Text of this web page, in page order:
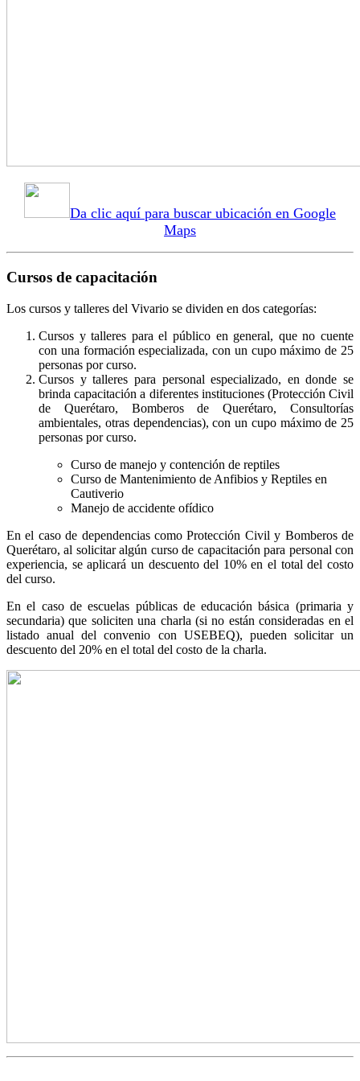
Da clic aquí para buscar ubicación en Google
Maps
Cursos de capacitación
Los cursos y talleres del Vivario se dividen en dos categorías:
Cursos y talleres para el público en general, que no cuente
con una formación especializada, con un cupo máximo de 25
personas por curso.
Cursos y talleres para personal especializado, en donde se
brinda capacitación a diferentes instituciones (Protección Civil
de Querétaro, Bomberos de Querétaro, Consultorías
ambientales, otras dependencias), con un cupo máximo de 25
personas por curso.
Curso de manejo y contención de reptiles
Curso de Mantenimiento de Anfibios y Reptiles en
Cautiverio
Manejo de accidente ofídico
En el caso de dependencias como Protección Civil y Bomberos de
Querétaro, al solicitar algún curso de capacitación para personal con
experiencia, se aplicará un descuento del 10% en el total del costo
del curso.
En el caso de escuelas públicas de educación básica (primaria y
secundaria) que soliciten una charla (si no están consideradas en el
listado anual del convenio con USEBEQ), pueden solicitar un
descuento del 20% en el total del costo de la charla.